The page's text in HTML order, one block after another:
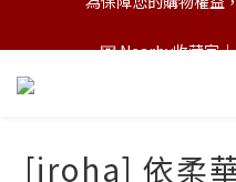
第一次跟 Nearby
💌 Nearby收藏家
[iroha] 依柔